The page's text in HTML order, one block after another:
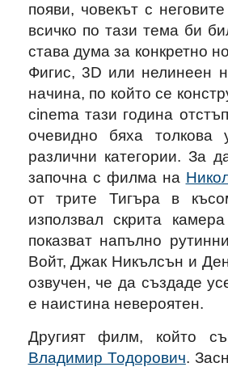
появи, човекът с
всичко по тази тема би
става дума за конкретно
Фигис, 3D или нелинеен
начина, по който се
cinema тази година
очевидно бяха
различни категории. За
започна с филма на
от трите Тигъра в
използвал скрита
показват напълно
Войт, Джак Никълсън и
озвучен, че да създаде
е наистина невероятен.
Другият филм, който
Владимир Тодорович.